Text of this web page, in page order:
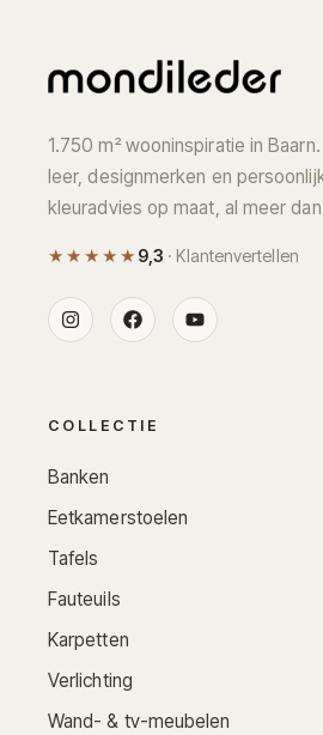
1.750 m² wooninspiratie in
leer, designmerken en
kleuradvies op maat, al meer
★★★★★ 9,3 · Klantenvertellen
COLLECTIE
Banken
Eetkamerstoelen
Tafels
Fauteuils
Karpetten
Verlichting
Wand- & tv-meubelen